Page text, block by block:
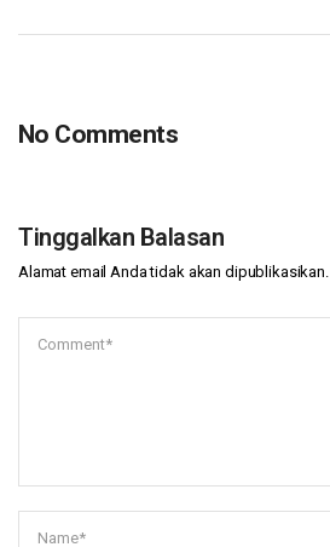
No Comments
Tinggalkan Balasan
Alamat email Anda tidak akan dipublikasikan.